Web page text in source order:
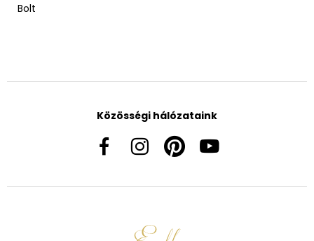
Bolt
Közösségi hálózataink